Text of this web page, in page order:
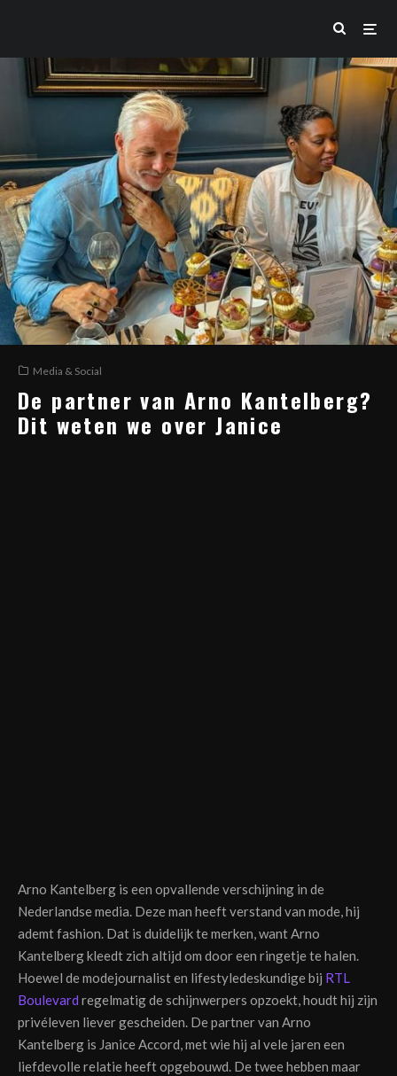
Media & Social
De partner van Arno Kantelberg?
Dit weten we over Janice
Arno Kantelberg is een opvallende verschijning in de
Nederlandse media. Deze man heeft verstand van mode, hij
ademt fashion. Dat is duidelijk te merken, want Arno
Kantelberg kleedt zich altijd om door een ringetje te halen.
Hoewel de modejournalist en lifestyledeskundige bij RTL
Boulevard regelmatig de schijnwerpers opzoekt, houdt hij zijn
privéleven liever gescheiden. De partner van Arno
Kantelberg is Janice Accord, met wie hij al vele jaren een
liefdevolle relatie heeft opgebouwd. De twee hebben maar